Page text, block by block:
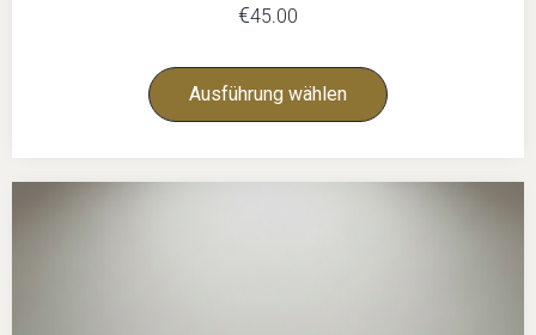
€45.00
Ausführung wählen